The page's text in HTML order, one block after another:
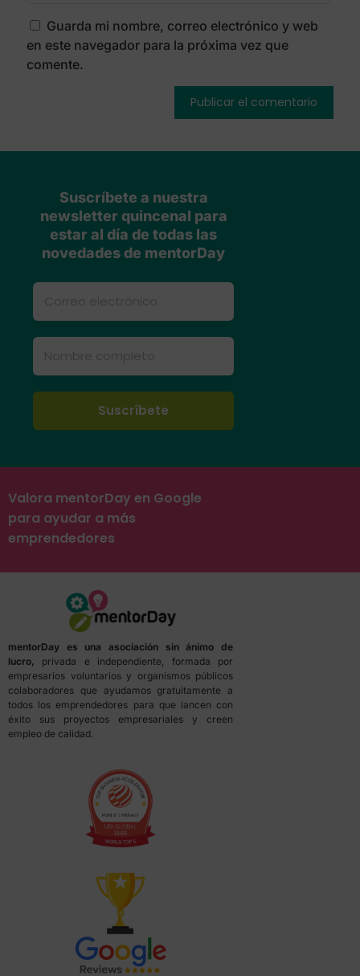
Guarda mi nombre, correo electrónico y web
en este navegador para la próxima vez que
comente.
Suscríbete a nuestra
newsletter quincenal para
estar al día de todas las
novedades de mentorDay
Valora mentorDay en Google
para ayudar a más
emprendedores
mentorDay es una asociación sin ánimo de
lucro, privada e independiente, formada por
empresarios voluntarios y organismos públicos
colaboradores que ayudamos gratuitamente a
todos los emprendedores para que lancen con
éxito sus proyectos empresariales y creen
empleo de calidad.